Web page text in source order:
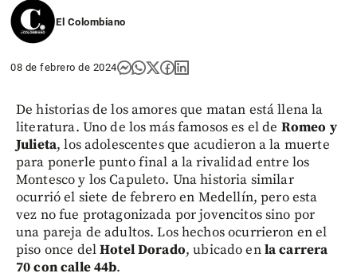
El Colombiano
08 de febrero de 2024
De historias de los amores que matan está llena la
literatura. Uno de los más famosos es el de Romeo y
Julieta, los adolescentes que acudieron a la muerte
para ponerle punto final a la rivalidad entre los
Montesco y los Capuleto. Una historia similar
ocurrió el siete de febrero en Medellín, pero esta
vez no fue protagonizada por jovencitos sino por
una pareja de adultos. Los hechos ocurrieron en el
piso once delHotel Dorado, ubicado enla carrera
70 con calle 44b.